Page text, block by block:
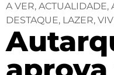
A VER, ACTUALIDADE,
DESTAQUE, LAZER,